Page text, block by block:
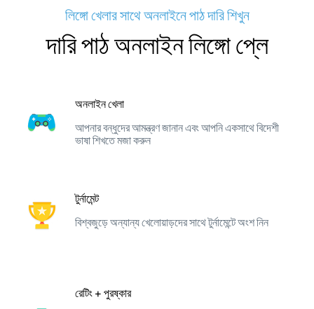
লিঙ্গো খেলার সাথে অনলাইনে পাঠ দারি শিখুন
দারি পাঠ অনলাইন লিঙ্গো প্লে
অনলাইন খেলা
আপনার বন্ধুদের আমন্ত্রণ জানান এবং আপনি একসাথে বিদেশী
ভাষা শিখতে মজা করুন
টুর্নামেন্ট
বিশ্বজুড়ে অন্যান্য খেলোয়াড়দের সাথে টুর্নামেন্টে অংশ নিন
রেটিং + পুরষ্কার